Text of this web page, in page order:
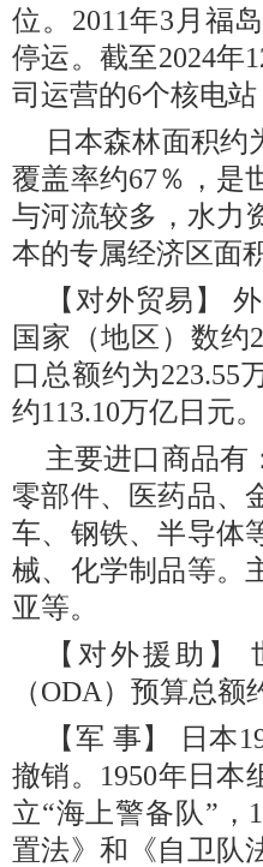
位。2011年3月福
停运。截至2024年
司运营的6个核电
日本森林面积约
覆盖率约67％，是
与河流较多，水力
本的专属经济区面
【对外贸易】
国家（地区）数约
口总额约为223.55
约113.10万亿日元。
主要进口商品有
零部件、医药品、
车、钢铁、半导体
械、化学制品等。
亚等。
【对外援助】
（ODA）预算总额
【军 事】 日本
撤销。1950年日本
立“海上警备队”，
置法》和《自卫队